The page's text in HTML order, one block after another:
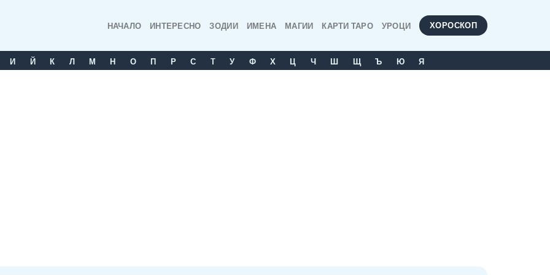
НАЧАЛО ИНТЕРЕСНО ЗОДИИ ИМЕНА МАГИИ КАРТИ ТАРО УРОЦИ ХОРОСКОП
И Й К Л М Н О П Р С T У Ф Х Ц Ч Ш Щ Ъ Ю Я